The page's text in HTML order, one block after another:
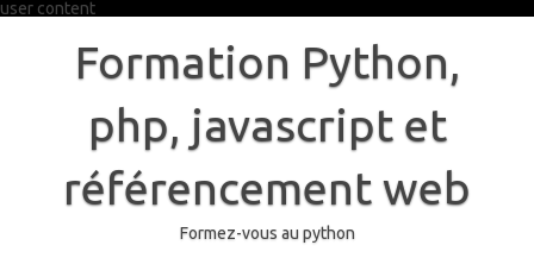
user content
contentFormation Python,
php, javascript et
référencement web
Formez-vous au python